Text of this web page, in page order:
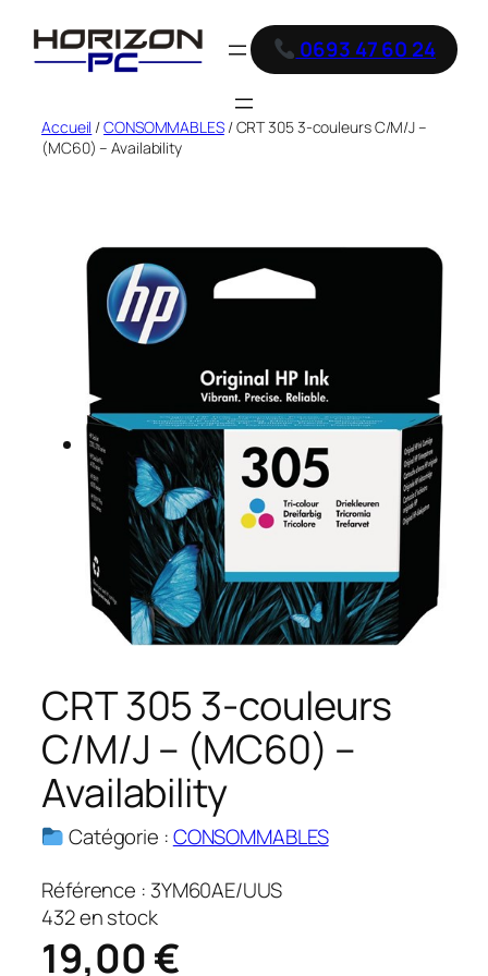
0693 47 60 24
Accueil /CONSOMMABLES/ CRT 305 3-couleurs C/M/J –
(MC60) – Availability
CRT 305 3-couleurs
C/M/J – (MC60) –
Availability
Catégorie :CONSOMMABLES
Référence : 3YM60AE/UUS
432 en stock
19,00€